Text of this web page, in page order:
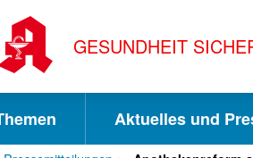
GESUNDHEIT
Aktuelles und